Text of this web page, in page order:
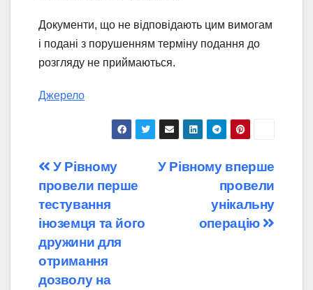
Документи, що не відповідають цим вимогам
і подані з порушенням терміну подання до
розгляду не приймаються.
Джерело
Навігація
записів
У Рівному вперше
провели
унікальну
операцію
У Рівному
провели перше
тестування
іноземця та його
дружини для
отримання
дозволу на